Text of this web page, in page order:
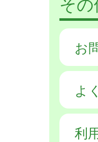
お
よ
利